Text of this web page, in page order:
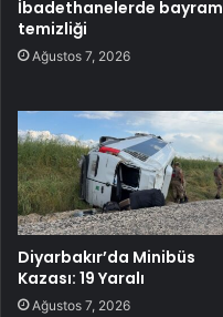
İbadethanelerde bayram
temizliği
Ağustos 7, 2026
Diyarbakır’da Minibüs
Kazası: 19 Yaralı
Ağustos 7, 2026